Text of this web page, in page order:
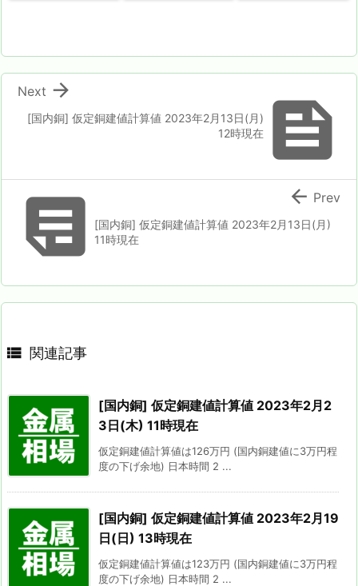

[国内銅] 仮定銅建値計算値 2023年2月13日(月)
12時現在

Next
[国内銅] 仮定銅建値計算値 2023年2月13日(月)
11時現在
 Prev
 関連記事
[国内銅] 仮定銅建値計算値 2023年2月2
3日(木) 11時現在
仮定銅建値計算値は126万円 (国内銅建値に3万円程
度の下げ余地) 日本時間 2 ...
[国内銅] 仮定銅建値計算値 2023年2月19
日(日) 13時現在
仮定銅建値計算値は123万円 (国内銅建値に3万円程
度の下げ余地) 日本時間 2 ...